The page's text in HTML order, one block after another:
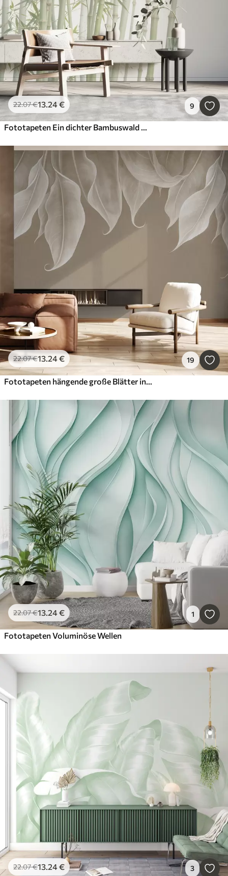
22.07€13.24€ 9
Fototapeten Ein dichter Bambuswald mit hohen Bambusstäben und grünen Blättern vor einem weichen, dunstigen Hintergrund
22.07€13.24€ 19
Fototapeten hängende große Blätter in beige Farbe
22.07€13.24€ 1
Fototapeten Voluminöse Wellen
22.07€13.24€ 3